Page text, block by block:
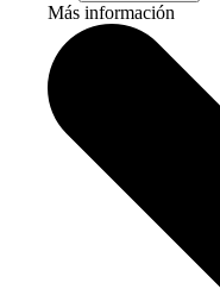
Más información